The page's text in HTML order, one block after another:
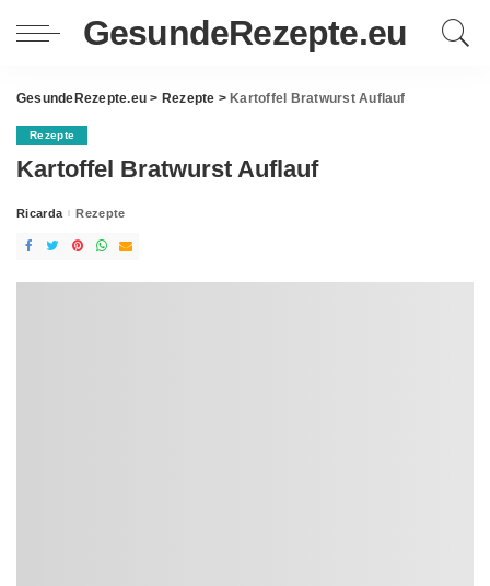
GesundeRezepte.eu
GesundeRezepte.eu > Rezepte > Kartoffel Bratwurst Auflauf
Rezepte
Kartoffel Bratwurst Auflauf
Posted
Ricarda Rezepte